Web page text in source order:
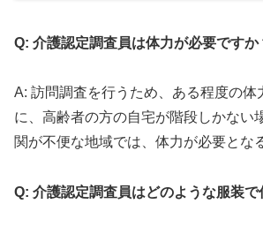
Q: 介護認定調査員は体力が必要ですか
A: 訪問調査を行うため、ある程度の体
に、高齢者の方の自宅が階段しかない
関が不便な地域では、体力が必要とな
Q: 介護認定調査員はどのような服装で